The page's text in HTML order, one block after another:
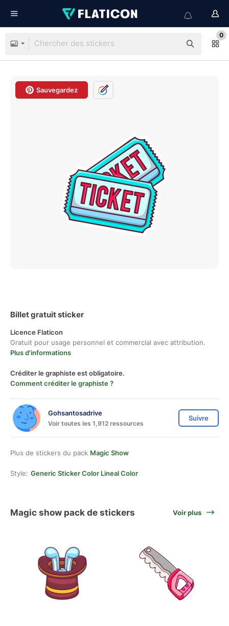
0
Sauvegardez
Billet gratuit sticker
Licence Flaticon
Gratuit pour usage personnel et commercial avec attribution.
Plus d'informations
Créditer le graphiste est obligatoire.
Comment créditer le graphiste ?
Gohsantosadrive
Voir toutes les 1,912 ressources
Suivre
Plus de stickers du pack Magic Show
Style: Generic Sticker Color Lineal Color
Magic show pack de stickers Voir plus